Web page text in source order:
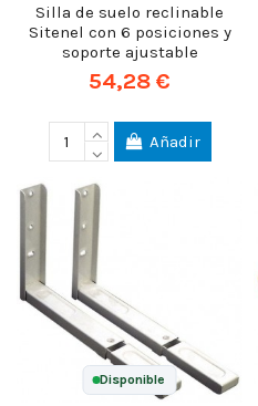
Silla de suelo reclinable
Sitenel con 6 posiciones y
soporte ajustable
54,28 €
Añadir
Disponible